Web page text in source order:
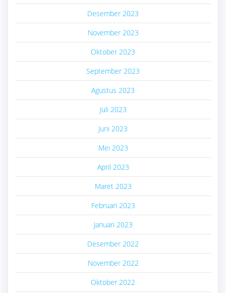
Desember 2023
November 2023
Oktober 2023
September 2023
Agustus 2023
Juli 2023
Juni 2023
Mei 2023
April 2023
Maret 2023
Februari 2023
Januari 2023
Desember 2022
November 2022
Oktober 2022